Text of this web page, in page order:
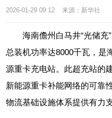
2026-01-29 09:12 来源：新华社
海南儋州白马井“光储充
总装机功率达8000千瓦，是
源重卡充电站。此超充站的
新能源重卡补能网络的可靠
物流基础设施体系提供有力支